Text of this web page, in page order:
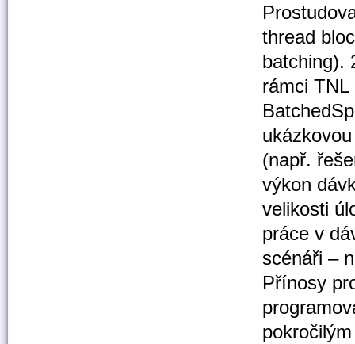
thread
batching).
rámci
(např.
výkon
velikosti
práce v
scénáři –
Přínosy